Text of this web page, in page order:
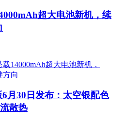
超大电池新机，续
月30日发布：太空银配色
散热